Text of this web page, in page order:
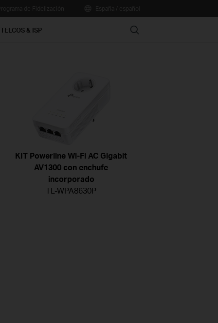
TELCOS & ISP Search
KIT Powerline Wi-Fi AC Gigabit
AV1300 con enchufe
incorporado
TL-WPA8630P